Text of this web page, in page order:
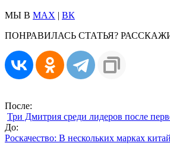
МЫ В MAX | ВК
ПОНРАВИЛАСЬ СТАТЬЯ?
После:
Три Дмитрия среди лидеров после
До:
Роскачество: В нескольких марках